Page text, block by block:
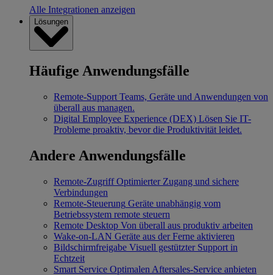
Alle Integrationen anzeigen
Lösungen
Häufige Anwendungsfälle
Remote-Support Teams, Geräte und Anwendungen von
überall aus managen.
Digital Employee Experience (DEX) Lösen Sie IT-
Probleme proaktiv, bevor die Produktivität leidet.
Andere Anwendungsfälle
Remote-Zugriff Optimierter Zugang und sichere
Verbindungen
Remote-Steuerung Geräte unabhängig vom
Betriebssystem remote steuern
Remote Desktop Von überall aus produktiv arbeiten
Wake-on-LAN Geräte aus der Ferne aktivieren
Bildschirmfreigabe Visuell gestützter Support in
Echtzeit
Smart Service Optimalen Aftersales-Service anbieten